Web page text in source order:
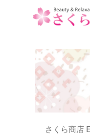
さくら商店